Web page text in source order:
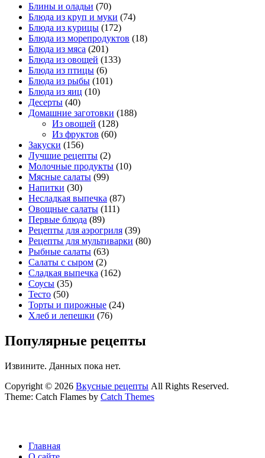
Блины и оладьи (70)
Блюда из круп и муки (74)
Блюда из курицы (172)
Блюда из морепродуктов (18)
Блюда из мяса (201)
Блюда из овощей (133)
Блюда из птицы (6)
Блюда из рыбы (101)
Блюда из яиц (10)
Десерты (40)
Домашние заготовки (188)
Из овощей (128)
Из фруктов (60)
Закуски (156)
Лучшие рецепты (2)
Молочные продукты (10)
Мясные салаты (99)
Напитки (30)
Несладкая выпечка (87)
Овощные салаты (111)
Первые блюда (89)
Рецепты для аэрогриля (39)
Рецепты для мультиварки (80)
Рыбные салаты (63)
Салаты с сыром (2)
Сладкая выпечка (162)
Соусы (35)
Тесто (50)
Торты и пирожные (24)
Хлеб и лепешки (76)
Популярные рецепты
Извините. Данных пока нет.
Copyright © 2026 Вкусные рецепты All Rights Reserved.
Theme: Catch Flames by Catch Themes
Главная